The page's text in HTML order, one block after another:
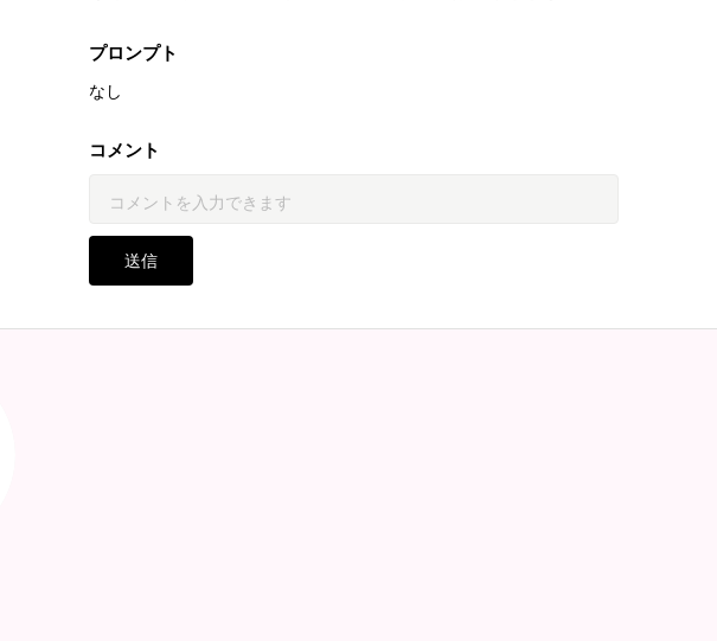
プロンプト
なし
コメント
送信